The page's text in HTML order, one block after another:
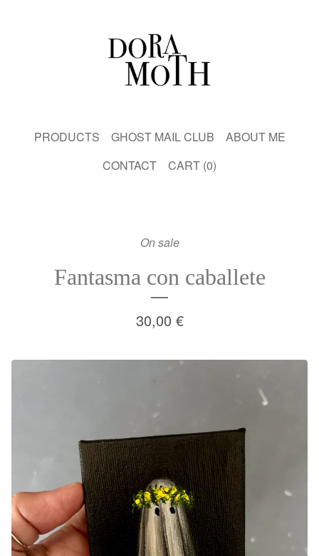
PRODUCTS GHOST MAIL CLUB
ABOUT ME
CONTACT
CART (0)
On sale
Fantasma con caballete
30,00 €